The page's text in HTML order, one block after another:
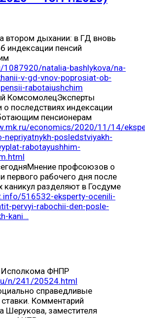
втором дыхании: в ГД вновь
индексации пенсий
1087920/natalia-bashlykova/na-
v-gd-vnov-poprosiat-ob-
rabotaiushchim
КомсомолецЭксперты
о последствиях индексации
пенсионерам
economics/2020/11/14/
nepriyatnykh-posledstviyakh-
rabotayushhim-
профсоюзов о
первого рабочего дня после
каникул разделяют в Госдуме
516532-eksperty-ocenili-
pervyi-rabochii-den-posle-
kani…
Исполкома ФНПР
n/241/20524.html
справедливые
Комментарий
Шерукова, заместителя